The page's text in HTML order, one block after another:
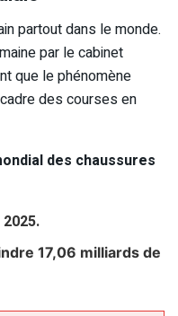
partout dans le monde.
par le cabinet
que le phénomène
des courses en
des chaussures
17,06 milliards de